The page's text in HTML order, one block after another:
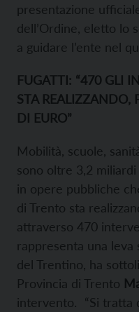
presentazione
dell’Ordine, eletto lo
a guidare l’ente nel
FUGATTI: “470 GLI
STA REALIZZANDO,
DI EURO”
Mobilità, scuole,
sono oltre 3,2
in opere pubbliche
di Trento sta
attraverso 470
rappresenta una
del Trentino, ha
Provincia di Trento
intervento. “Si tratta